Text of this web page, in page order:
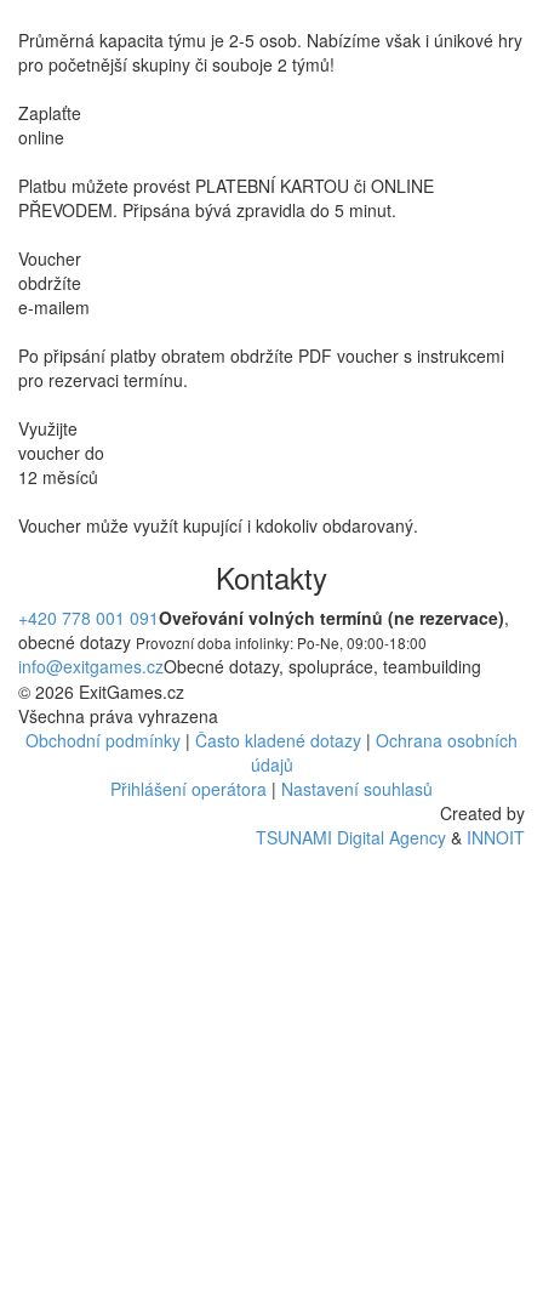
Průměrná kapacita týmu je 2-5 osob. Nabízíme však i únikové hry
pro početnější skupiny či souboje 2 týmů!
Zaplaťte
online
Platbu můžete provést PLATEBNÍ KARTOU či ONLINE
PŘEVODEM. Připsána bývá zpravidla do 5 minut.
Voucher
obdržíte
e-mailem
Po připsání platby obratem obdržíte PDF voucher s instrukcemi
pro rezervaci termínu.
Využijte
voucher do
12 měsíců
Voucher může využít kupující i kdokoliv obdarovaný.
Kontakty
+420 778 001 091Oveřování volných termínů (ne rezervace),
obecné dotazy Provozní doba infolinky: Po-Ne, 09:00-18:00
info@exitgames.czObecné dotazy, spolupráce, teambuilding
© 2026 ExitGames.cz
Všechna práva vyhrazena
Obchodní podmínky | Často kladené dotazy | Ochrana osobních
údajů
Přihlášení operátora | Nastavení souhlasů
Created by
TSUNAMI Digital Agency & INNOIT